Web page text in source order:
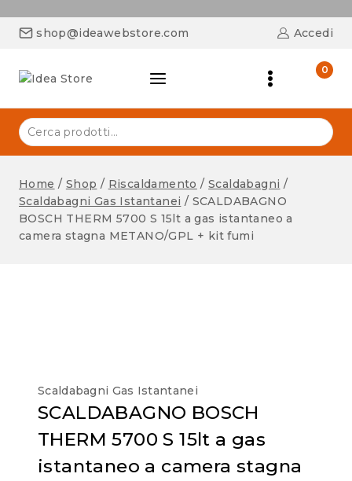
shop@ideawebstore.com Accedi
0
Home / Shop / Riscaldamento / Scaldabagni /
Scaldabagni Gas Istantanei / SCALDABAGNO
BOSCH THERM 5700 S 15lt a gas istantaneo a
camera stagna METANO/GPL + kit fumi
Scaldabagni Gas Istantanei
SCALDABAGNO BOSCH
THERM 5700 S 15lt a gas
istantaneo a camera stagna